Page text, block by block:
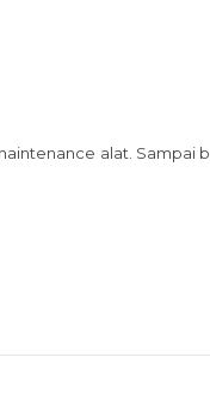
alat. Sampai